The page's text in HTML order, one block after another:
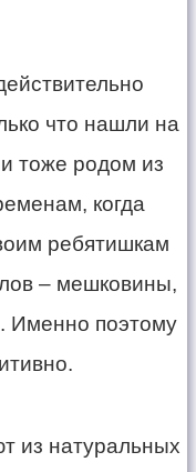
что нашли на
тоже родом из
когда
ребятишкам
– мешковины,
Именно поэтому
из натуральных